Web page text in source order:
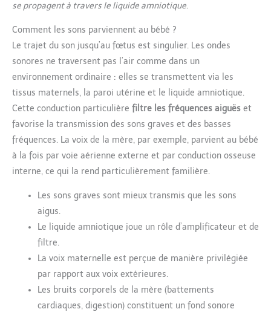
se propagent à travers le liquide amniotique.
Comment les sons parviennent au bébé ?
Le trajet du son jusqu’au fœtus est singulier. Les ondes
sonores ne traversent pas l’air comme dans un
environnement ordinaire : elles se transmettent via les
tissus maternels, la paroi utérine et le liquide amniotique.
Cette conduction particulière filtre les fréquences aiguës et
favorise la transmission des sons graves et des basses
fréquences. La voix de la mère, par exemple, parvient au bébé
à la fois par voie aérienne externe et par conduction osseuse
interne, ce qui la rend particulièrement familière.
Les sons graves sont mieux transmis que les sons
aigus.
Le liquide amniotique joue un rôle d’amplificateur et de
filtre.
La voix maternelle est perçue de manière privilégiée
par rapport aux voix extérieures.
Les bruits corporels de la mère (battements
cardiaques, digestion) constituent un fond sonore